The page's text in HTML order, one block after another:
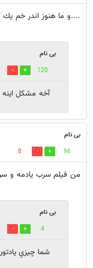
....و ما هنوز اندر خم يك
بی نام
120
آخه مشکل اینه
بی نام
96
8
من فیلم سرب یادمه و
بی نام
4
شما چيزي